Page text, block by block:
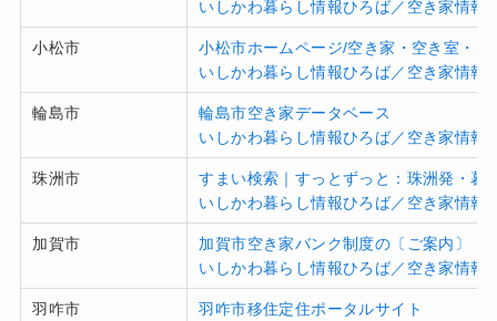
いしかわ暮らし情報ひろば／空き家情報
小松市
小松市ホームページ/空き家・空き室・空
いしかわ暮らし情報ひろば／空き家情報
輪島市
輪島市空き家データベース
いしかわ暮らし情報ひろば／空き家情報
珠洲市
すまい検索｜すっとずっと：珠洲発・暮
いしかわ暮らし情報ひろば／空き家情報
加賀市
加賀市空き家バンク制度の〔ご案内〕
いしかわ暮らし情報ひろば／空き家情報
羽咋市
羽咋市移住定住ポータルサイト